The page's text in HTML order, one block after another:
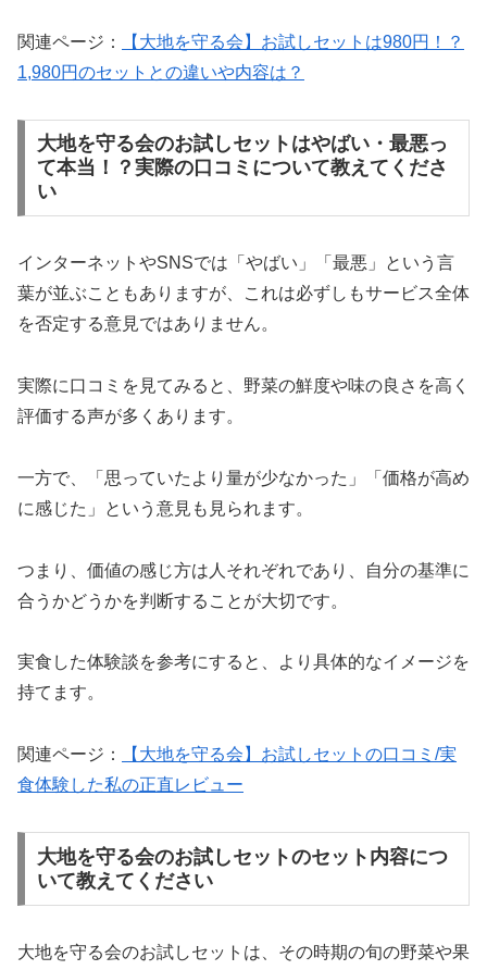
関連ページ：
【大地を守る会】お試しセットは980円！？
1,980円のセットとの違いや内容は？
大地を守る会のお試しセットはやばい・最悪っ
て本当！？実際の口コミについて教えてくださ
い
インターネットやSNSでは「やばい」「最悪」という言
葉が並ぶこともありますが、これは必ずしもサービス全体
を否定する意見ではありません。
実際に口コミを見てみると、野菜の鮮度や味の良さを高く
評価する声が多くあります。
一方で、「思っていたより量が少なかった」「価格が高め
に感じた」という意見も見られます。
つまり、価値の感じ方は人それぞれであり、自分の基準に
合うかどうかを判断することが大切です。
実食した体験談を参考にすると、より具体的なイメージを
持てます。
関連ページ：
【大地を守る会】お試しセットの口コミ/実
食体験した私の正直レビュー
大地を守る会のお試しセットのセット内容につ
いて教えてください
大地を守る会のお試しセットは、その時期の旬の野菜や果